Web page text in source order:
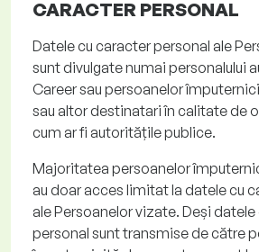
CARACTER PERSONAL
Datele cu caracter personal ale
sunt divulgate numai personalului
Careersau persoanelor
sau altor destinatari în calitate de
cum ar fi autoritățile publice.
Majoritatea persoanelor
au doar acces limitat la datele cu
ale Persoanelor vizate. Deși
personal sunt transmise de către